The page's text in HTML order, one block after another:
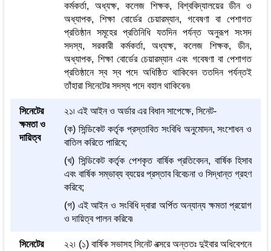
কর্মকর্তা, অধ্যক্ষ, কলেজ শিক্ষক, বিশ্ববিদ্যালয়ের ডীন ও
অধ্যাপক, শিক্ষা বোর্ডের চেয়ারম্যান, গবেষণা বা পেশাগত
প্রতিষ্ঠান সমূহের প্রতিনিধি যতদিন পর্যন্ত অনুরূপ সংসদ
সদস্য, সরকারী কর্মকর্তা, অধ্যক্ষ, কলেজ শিক্ষক, ডীন,
অধ্যাপক, শিক্ষা বোর্ডের চেয়ারম্যান এবং গবেষণা বা পেশাগত
প্রতিষ্ঠানে স্ব স্ব পদে অধিষ্ঠিত থাকিবেন ততদিন পর্যন্তই
তাঁহারা সিনেটের সদস্য পদে বহাল থাকিবেন৷
সিনেটের
ক্ষমতা ও
দায়িত্ব
২১৷ এই আইন ও অর্ডার এর বিধান সাপেক্ষে, সিনেট-
(ক) সিন্ডিকেট কর্তৃক প্রস্তাবিত সংবিধি অনুমোদন, সংশোধন ও
বাতিল করিতে পারিবে;
(খ) সিন্ডিকেট কর্তৃক পেশকৃত বার্ষিক প্রতিবেদন, বার্ষিক হিসাব
এবং বার্ষিক সম্ভাব্য ব্যয়ের প্রস্তাব বিবেচনা ও সিদ্ধান্ত গ্রহণ
করিবে;
(গ) এই আইন ও সংবিধি দ্বারা অর্পিত অন্যান্য ক্ষমতা প্রয়োগ
ও দায়িত্ব পালন করিবে৷
সিনেটের
২২৷ (১) বার্ষিক সভাসহ সিনেট বত্সরে অন্ততঃ দুইবার অধিবেশনে